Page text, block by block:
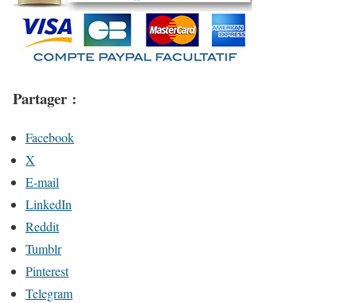
Partager :
Facebook
X
E-mail
LinkedIn
Reddit
Tumblr
Pinterest
Telegram